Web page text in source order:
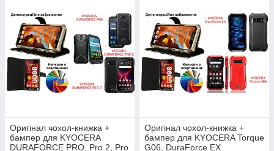
Оригінал чохол-книжка +
бампер для KYOCERA
DURAFORCE PRO, Pro 2, Pro
Оригінал чохол-книжка +
бампер для KYOCERA Torque
G06, DuraForce EX